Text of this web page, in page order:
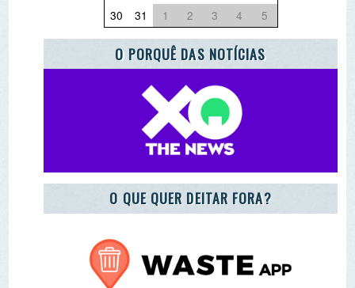
PARCEIRO ESCOLA AZUL